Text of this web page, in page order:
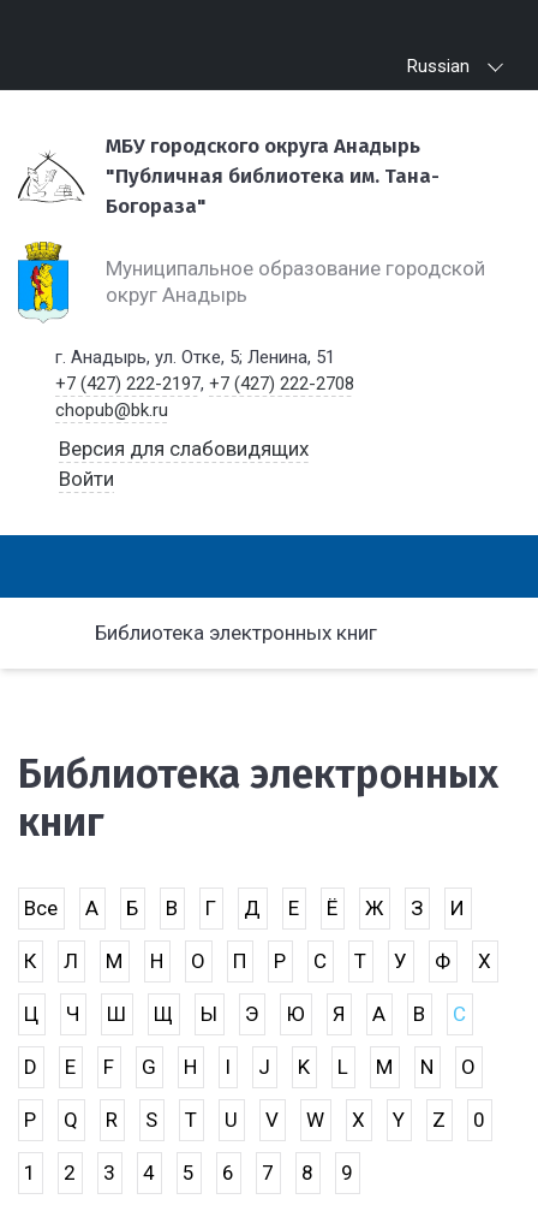
Russian
МБУ городского округа Анадырь
"Публичная библиотека им. Тана-
Богораза"
Муниципальное образование городской
округ Анадырь
г. Анадырь, ул. Отке, 5; Ленина, 51
+7 (427) 222-2197,+7 (427) 222-2708
chopub@bk.ru
Версия для слабовидящих
Войти
Библиотека электронных книг
Библиотека электронных
книг
Все А Б В Г Д Е Ё Ж З И
К Л М Н О П Р С Т У Ф Х
Ц Ч Ш Щ Ы Э Ю Я A B C
D E F G H I J K L M N O
P Q R S T U V W X Y Z 0
1 2 3 4 5 6 7 8 9